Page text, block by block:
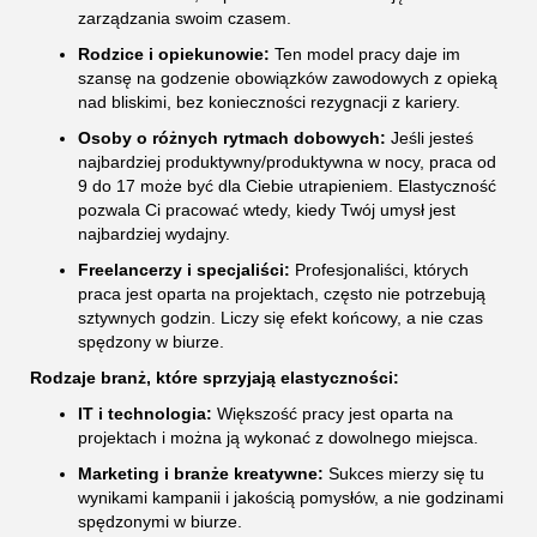
zarządzania swoim czasem.
Rodzice i opiekunowie: Ten model pracy daje im
szansę na godzenie obowiązków zawodowych z opieką
nad bliskimi, bez konieczności rezygnacji z kariery.
Osoby o różnych rytmach dobowych: Jeśli jesteś
najbardziej produktywny/produktywna w nocy, praca od
9 do 17 może być dla Ciebie utrapieniem. Elastyczność
pozwala Ci pracować wtedy, kiedy Twój umysł jest
najbardziej wydajny.
Freelancerzy i specjaliści: Profesjonaliści, których
praca jest oparta na projektach, często nie potrzebują
sztywnych godzin. Liczy się efekt końcowy, a nie czas
spędzony w biurze.
Rodzaje branż, które sprzyjają elastyczności:
IT i technologia: Większość pracy jest oparta na
projektach i można ją wykonać z dowolnego miejsca.
Marketing i branże kreatywne: Sukces mierzy się tu
wynikami kampanii i jakością pomysłów, a nie godzinami
spędzonymi w biurze.